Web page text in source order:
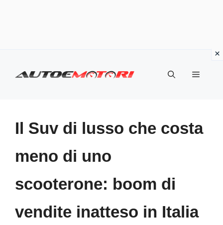
Menu
Il Suv di lusso che costa
meno di uno
scooterone: boom di
vendite inatteso in Italia